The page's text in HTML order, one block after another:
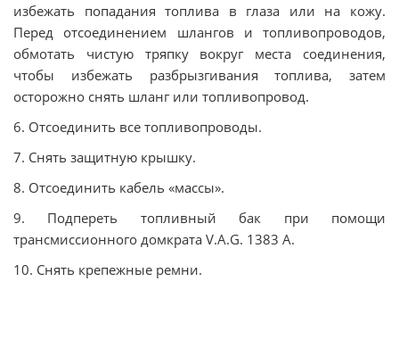
избежать попадания топлива в глаза или на кожу.
Перед отсоединением шлангов и топливопроводов,
обмотать чистую тряпку вокруг места соединения,
чтобы избежать разбрызгивания топлива, затем
осторожно снять шланг или топливопровод.
6. Отсоединить все топливопроводы.
7. Снять защитную крышку.
8. Отсоединить кабель «массы».
9. Подпереть топливный бак при помощи
трансмиссионного домкрата V.A.G. 1383 А.
10. Снять крепежные ремни.